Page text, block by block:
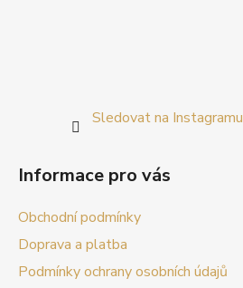
Sledovat na Instagramu
Informace pro vás
Obchodní podmínky
Doprava a platba
Podmínky ochrany osobních údajů